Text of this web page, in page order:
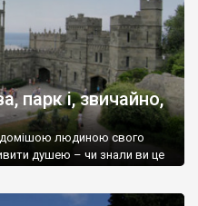
парк і, звичайно,
людиною свого
душею – чи знали ви це